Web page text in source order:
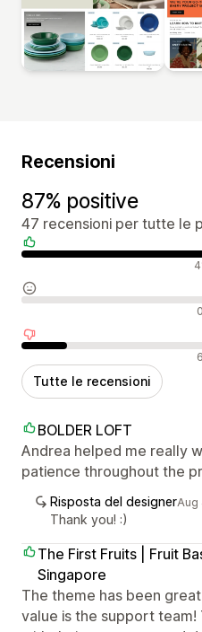
Recensioni
87% positive
47 recensioni per tutte le
Recensioni positive
Recensioni neutrali 0
Recensioni negative 6
Tutte le recensioni
BOLDER LOFT
Andrea helped me really
patience throughout the
Risposta del designerAug
Thank you! :)
The First Fruits | Fruit
Singapore
The theme has been
value is the support